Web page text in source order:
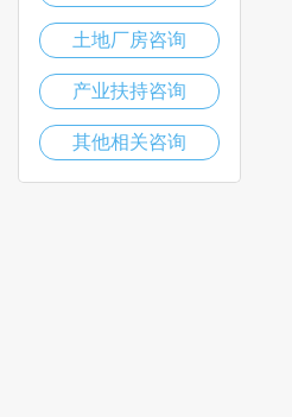
土地厂房咨询
产业扶持咨询
其他相关咨询